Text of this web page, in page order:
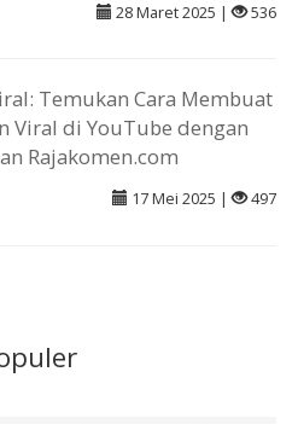
28 Maret 2025 | 536
Temukan Cara Membuat
Viral di YouTube dengan
Rajakomen.com
17 Mei 2025 | 497